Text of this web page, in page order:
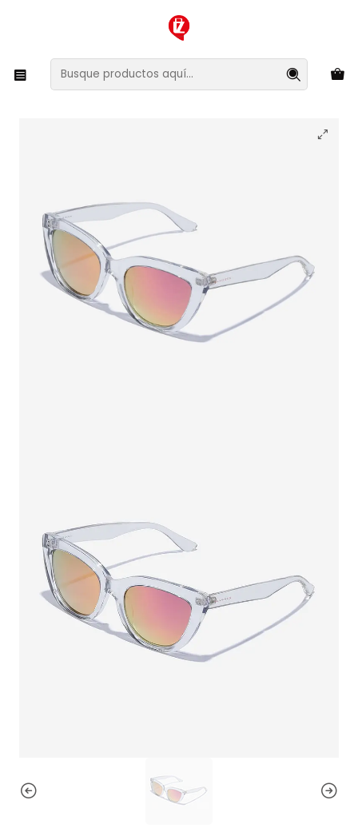
XMAS SALE ¡Compra antes de que la oferta termine!
Lentes y Accesorios Lentes de Sol
Lentes de Sol Polarizado Hawkers B.Porter HBPO22TKTP